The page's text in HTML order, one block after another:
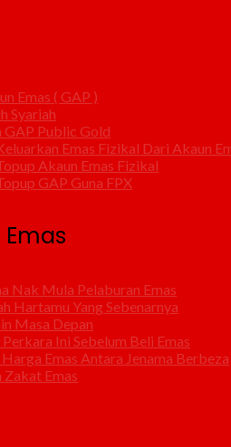
Emas ( GAP )
Syariah
GAP Public Gold
Emas Fizikal Dari Akaun
Akaun Emas Fizikal
GAP Guna FPX
Emas
Nak Mula Pelaburan Emas
Hartamu Yang Sebenarnya
Masa Depan
Perkara Ini Sebelum Beli Emas
Emas Antara Jenama Berbeza
Zakat Emas